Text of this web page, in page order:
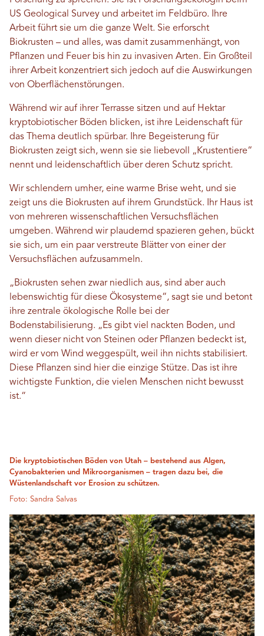
US Geological Survey und arbeitet im Feldbüro. Ihre
Arbeit führt sie um die ganze Welt. Sie erforscht
Biokrusten – und alles, was damit zusammenhängt, von
Pflanzen und Feuer bis hin zu invasiven Arten. Ein Großteil
ihrer Arbeit konzentriert sich jedoch auf die Auswirkungen
von Oberflächenstörungen.
Während wir auf ihrer Terrasse sitzen und auf Hektar
kryptobiotischer Böden blicken, ist ihre Leidenschaft für
das Thema deutlich spürbar. Ihre Begeisterung für
Biokrusten zeigt sich, wenn sie sie liebevoll „Krustentiere“
nennt und leidenschaftlich über deren Schutz spricht.
Wir schlendern umher, eine warme Brise weht, und sie
zeigt uns die Biokrusten auf ihrem Grundstück. Ihr Haus ist
von mehreren wissenschaftlichen Versuchsflächen
umgeben. Während wir plaudernd spazieren gehen, bückt
sie sich, um ein paar verstreute Blätter von einer der
Versuchsflächen aufzusammeln.
„Biokrusten sehen zwar niedlich aus, sind aber auch
lebenswichtig für diese Ökosysteme“, sagt sie und betont
ihre zentrale ökologische Rolle bei der
Bodenstabilisierung. „Es gibt viel nackten Boden, und
wenn dieser nicht von Steinen oder Pflanzen bedeckt ist,
wird er vom Wind weggespült, weil ihn nichts stabilisiert.
Diese Pflanzen sind hier die einzige Stütze. Das ist ihre
wichtigste Funktion, die vielen Menschen nicht bewusst
ist.“
Die kryptobiotischen Böden von Utah – bestehend aus Algen,
Cyanobakterien und Mikroorganismen – tragen dazu bei, die
Wüstenlandschaft vor Erosion zu schützen.
Foto: Sandra Salvas